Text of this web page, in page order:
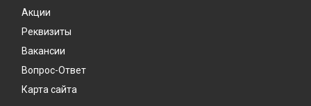
Акции
Реквизиты
Вакансии
Вопрос-Ответ
Карта сайта